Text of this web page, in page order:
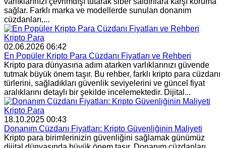
sağlar. Farklı marka ve modellerde sunulan donanım
cüzdanları,...
Kripto Para
02.06.2026 06:42
En Popüler Kripto Para Cüzdanı Fiyatları ve Rehberi
Kripto para dünyasına adım atarken varlıklarınızı güvende
tutmak büyük önem taşır. Bu rehber, farklı kripto para cüzdanı
türlerini, sağladıkları güvenlik seviyelerini ve güncel fiyat
aralıklarını detaylı bir şekilde incelemektedir. Dijital...
Kripto Para
18.10.2025 00:43
Donanım Cüzdanı Fiyatları: Kripto Güvenliğinin Maliyeti
Kripto para birimlerinizin güvenliğini sağlamak günümüz